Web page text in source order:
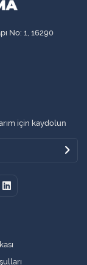
No: 1, 16290
için kaydolun